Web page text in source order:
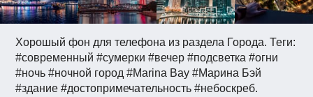
Хорошый фон для телефона из раздела Города. Теги:
#современный #сумерки #вечер #подсветка #огни
#ночь #ночной город #Marina Bay #Марина Бэй
#здание #достопримечательность #небоскреб.